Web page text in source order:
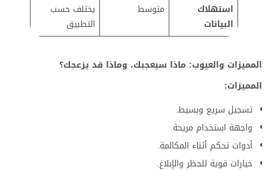
استهلاك
البيانات
متوسط
يختلف حسب
التطبيق
المميزات والعيوب: ماذا سيعجبك، وماذا قد يزعجك؟
المميزات:
تسجيل سريع وبسيط.
واجهة استخدام مريحة.
أدوات تحكم أثناء المكالمة.
خيارات قوية للحظر والإبلاغ.